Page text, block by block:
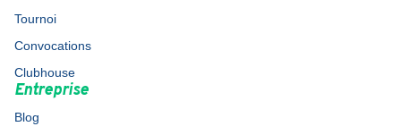
Tournoi
Convocations
Clubhouse
Entreprise
Blog